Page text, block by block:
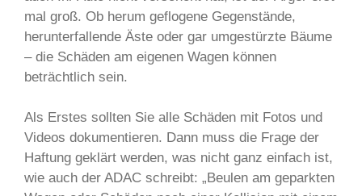
mal groß. Ob herum geflogene Gegenstände,
herunterfallende Äste oder gar umgestürzte Bäume
– die Schäden am eigenen Wagen können
beträchtlich sein.
Als Erstes sollten Sie alle Schäden mit Fotos und
Videos dokumentieren. Dann muss die Frage der
Haftung geklärt werden, was nicht ganz einfach ist,
wie auch der ADAC schreibt: „Beulen am geparkten